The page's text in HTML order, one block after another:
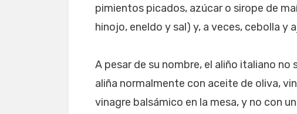
pimientos picados, azúcar o sirope de
hinojo, eneldo y sal) y, a veces, cebolla y
A pesar de su nombre, el aliño italiano
aliña normalmente con aceite de oliva,
vinagre balsámico en la mesa, y no con